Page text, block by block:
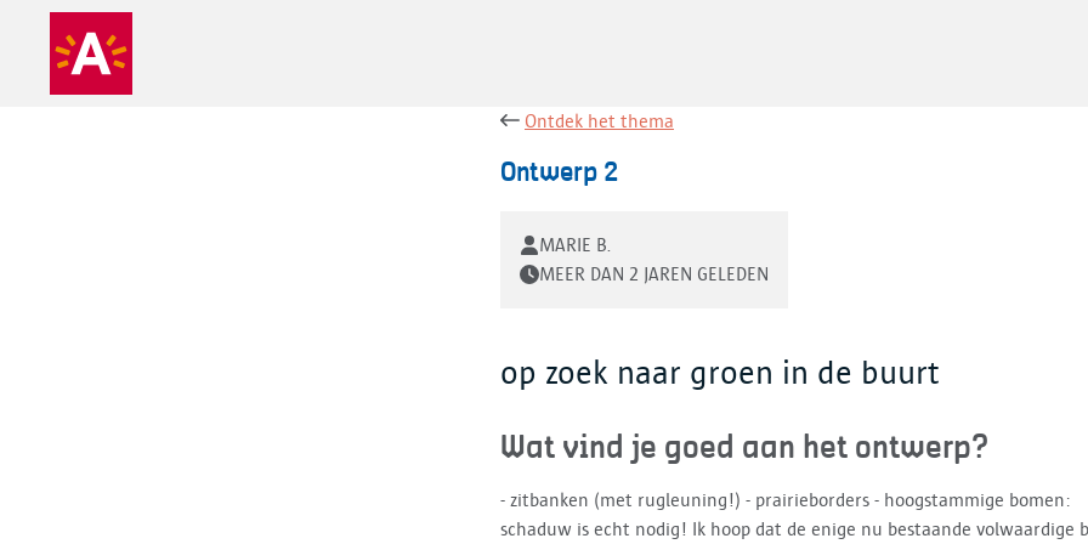
Ontdek het thema
Ontwerp 2
MARIE B.
MEER DAN 2 JAREN GELEDEN
op zoek naar groen in de buurt
Wat vind je goed aan het ontwerp?
- zitbanken (met rugleuning!) - prairieborders - hoogstammige bomen:
schaduw is echt nodig! Ik hoop dat de enige nu bestaande volwaardige